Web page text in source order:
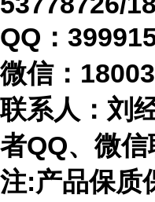
QQ：
微信：
联系人：刘
者QQ、微信
注:产品保质